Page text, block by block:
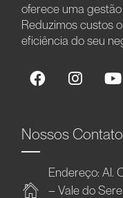
oferece uma
Reduzimos custos
eficiência do seu
Nossos
Endereço: Al.
– Vale do